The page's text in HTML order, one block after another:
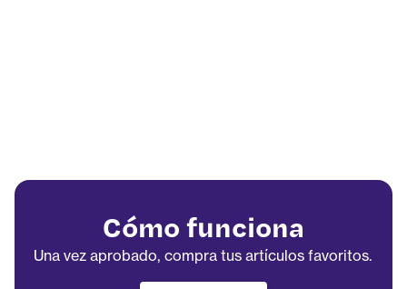
Cómo funciona
Una vez aprobado, compra tus artículos favoritos.